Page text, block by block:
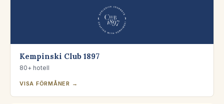
Kempinski Club 1897
80+ hotell
VISA FÖRMÅNER →